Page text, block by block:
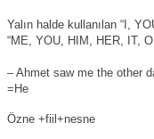
Yalın halde kullanılan “I,
“ME, YOU, HIM, HER, IT,
– Ahmet saw me the other
=He
Özne +fiil+nesne